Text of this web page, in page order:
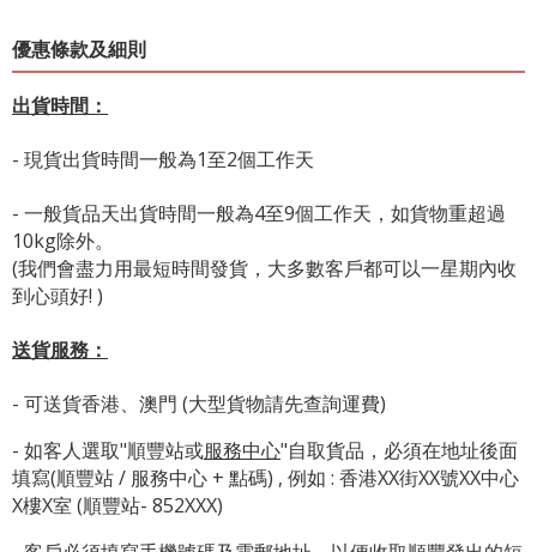
優惠條款及細則
出貨時間：
- 現貨出貨時間一般為1至2個工作天
- 一般貨品天出貨時間一般為4至9個工作天，如貨物重超過
10kg除外。
(我們會盡力用最短時間發貨，大多數客戶都可以一星期內收
到心頭好! )
送貨服務：
- 可送貨香港、澳門 (大型貨物請先查詢運費)
- 如客人選取"順豐站或服務中心"自取貨品，必須在地址後面
填寫(順豐站 / 服務中心 + 點碼) , 例如 : 香港XX街XX號XX中心
X樓X室 (順豐站- 852XXX)